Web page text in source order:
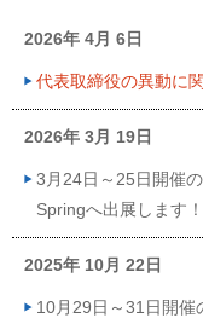
2026年 4月 6日
代表取締役の異動に
2026年 3月 19日
3月24日～25日開催
Springへ出展します！
2025年 10月 22日
10月29日～31日開催